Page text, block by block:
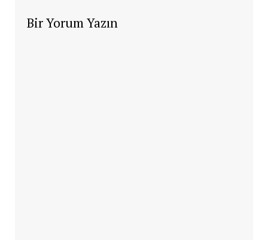
Bir Yorum Yazın